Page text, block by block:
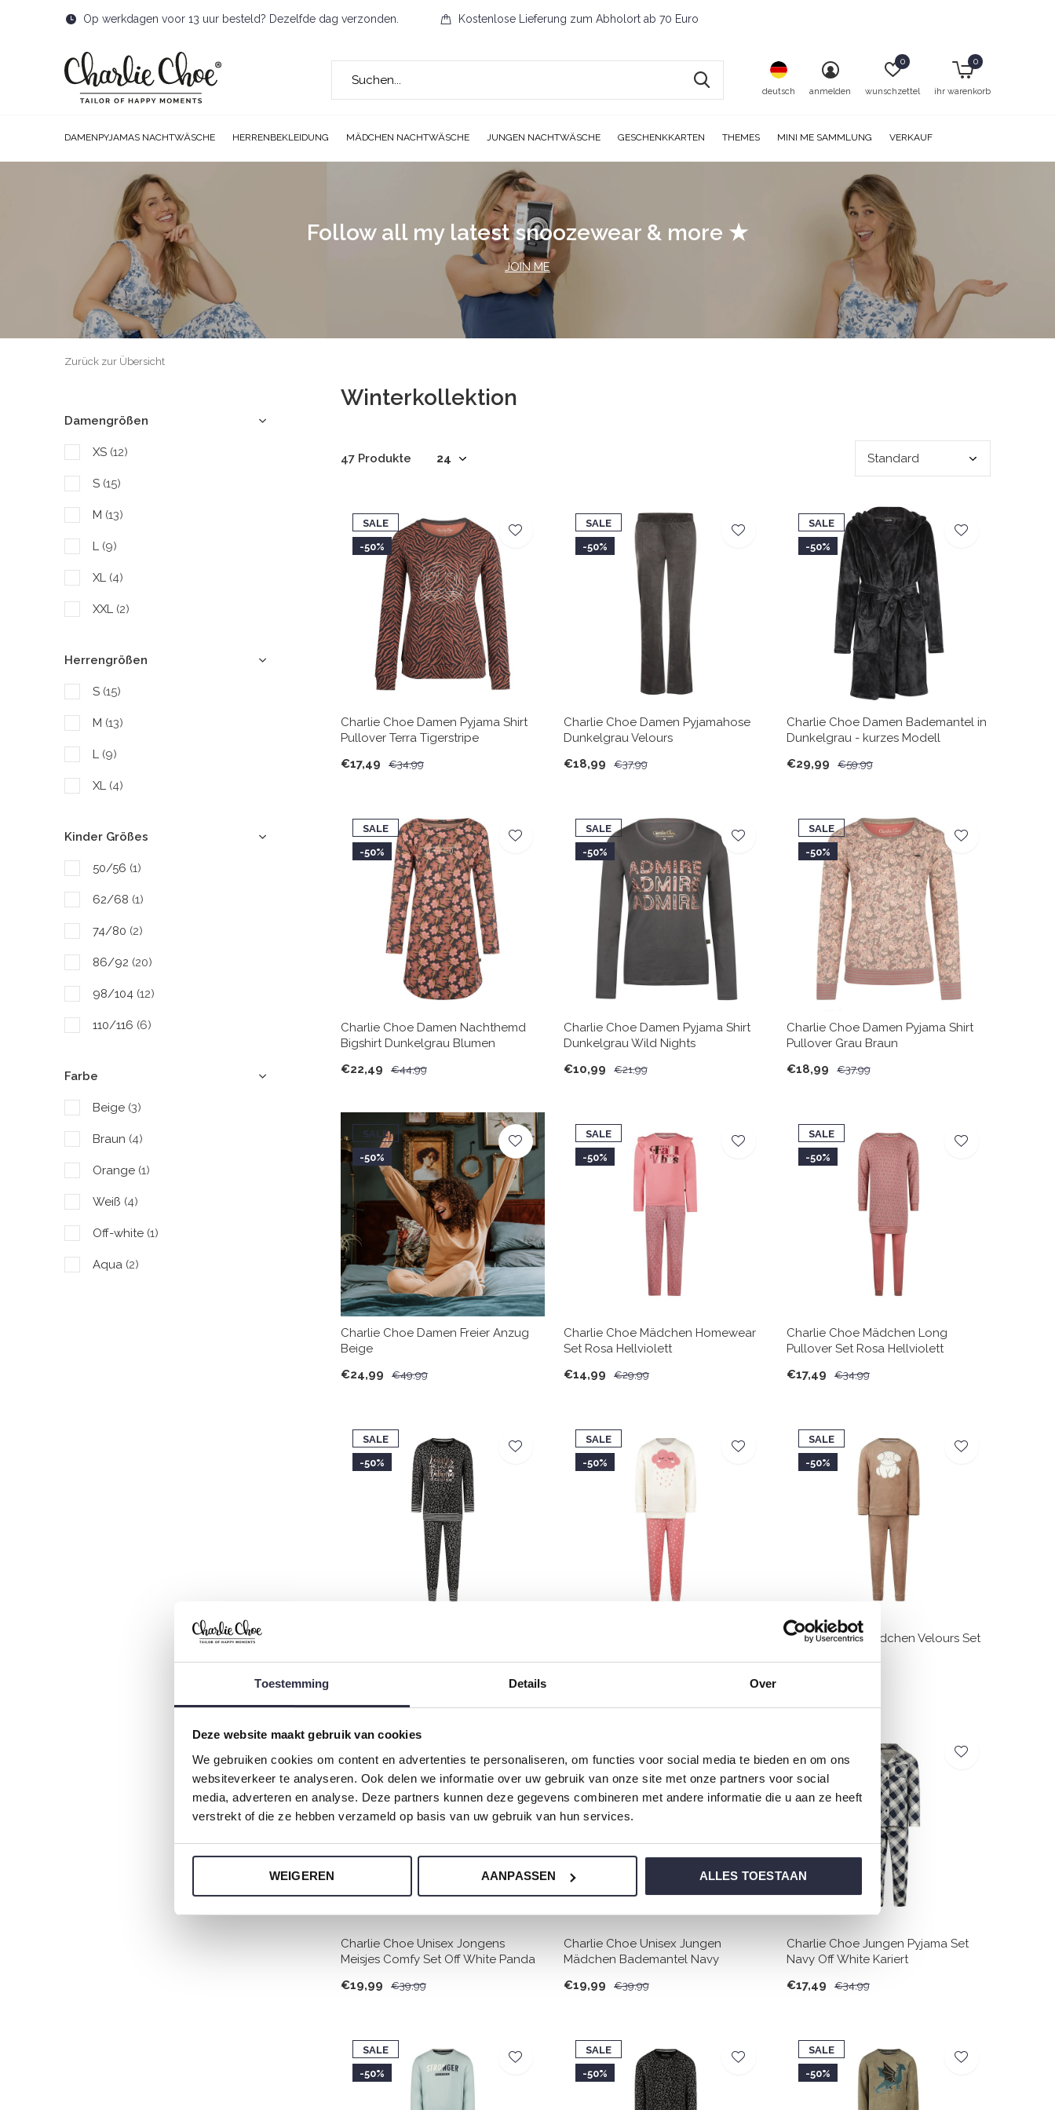
Toestemming Details Over
Deze website maakt gebruik van cookies
We gebruiken cookies om content en advertenties te personaliseren, om functies voor social media te bieden en om ons
websiteverkeer te analyseren. Ook delen we informatie over uw gebruik van onze site met onze partners voor social
media, adverteren en analyse. Deze partners kunnen deze gegevens combineren met andere informatie die u aan ze heeft
verstrekt of die ze hebben verzameld op basis van uw gebruik van hun services.
WEIGEREN AANPASSEN ALLES TOESTAAN
DAMENPYJAMAS NACHTWÄSCHE HERRENBEKLEIDUNG MÄDCHEN NACHTWÄSCHE JUNGEN NACHTWÄSCHE GESCHENKKARTEN THEMES MINI ME SAMMLUNG VERKAUF
deutsch anmelden wunschzettel
0
ihr warenkorb
0
Op werkdagen voor 13 uur besteld? Dezelfde dag verzonden. Kostenlose Lieferung zum Abholort ab 70 Euro
Follow all my latest snoozewear & more ★
JOIN ME
Zurück zur Übersicht
Winterkollektion
47 Produkte
SALE
-50%
Charlie Choe Damen Pyjama Shirt
Pullover Terra Tigerstripe
€17,49
€34,99
SALE
-50%
Charlie Choe Damen Pyjamahose
Dunkelgrau Velours
€18,99
€37,99
SALE
-50%
Charlie Choe Damen Bademantel in
Dunkelgrau - kurzes Modell
€29,99
€59,99
SALE
-50%
Charlie Choe Damen Nachthemd
Bigshirt Dunkelgrau Blumen
€22,49
€44,99
SALE
-50%
Charlie Choe Damen Pyjama Shirt
Dunkelgrau Wild Nights
€10,99
€21,99
SALE
-50%
Charlie Choe Damen Pyjama Shirt
Pullover Grau Braun
€18,99
€37,99
SALE
-50%
Charlie Choe Damen Freier Anzug
Beige
€24,99
€49,99
SALE
-50%
Charlie Choe Mädchen Homewear
Set Rosa Hellviolett
€14,99
€29,99
SALE
-50%
Charlie Choe Mädchen Long
Pullover Set Rosa Hellviolett
€17,49
€34,99
SALE
-50%
SALE
-50%
SALE
-50%
Charlie Choe Mädchen Velours Set
Charlie Choe Unisex Jongens
Meisjes Comfy Set Off White Panda
€19,99
€39,99
Charlie Choe Unisex Jungen
Mädchen Bademantel Navy
€19,99
€39,99
Charlie Choe Jungen Pyjama Set
Navy Off White Kariert
€17,49
€34,99
SALE
-50%
SALE
-50%
SALE
-50%
Damengrößen
XS (12)
S (15)
M (13)
L (9)
XL (4)
XXL (2)
Herrengrößen
S (15)
M (13)
L (9)
XL (4)
Kinder Größes
50/56 (1)
62/68 (1)
74/80 (2)
86/92 (20)
98/104 (12)
110/116 (6)
Farbe
Beige (3)
Braun (4)
Orange (1)
Weiß (4)
Off-white (1)
Aqua (2)